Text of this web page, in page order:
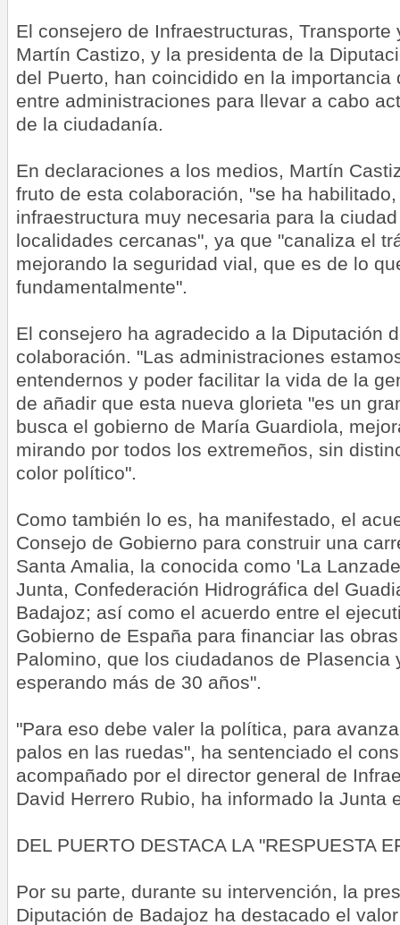
El consejero de Infraestructuras, Transporte
Martín Castizo, y la presidenta de la
del Puerto, han coincidido en la importancia
entre administraciones para llevar a cabo
de la ciudadanía.
En declaraciones a los medios, Martín
fruto de esta colaboración, "se ha
infraestructura muy necesaria para la
localidades cercanas", ya que "canaliza el
mejorando la seguridad vial, que es de lo
fundamentalmente".
El consejero ha agradecido a la Diputación
colaboración. "Las administraciones
entendernos y poder facilitar la vida de la
de añadir que esta nueva glorieta "es un
busca el gobierno de María Guardiola,
mirando por todos los extremeños, sin
color político".
Como también lo es, ha manifestado, el
Consejo de Gobierno para construir una
Santa Amalia, la conocida como 'La
Junta, Confederación Hidrográfica del
Badajoz; así como el acuerdo entre el
Gobierno de España para financiar las
Palomino, que los ciudadanos de Plasencia
esperando más de 30 años".
"Para eso debe valer la política, para
palos en las ruedas", ha sentenciado el
acompañado por el director general de
David Herrero Rubio, ha informado la Junta
DEL PUERTO DESTACA LA "RESPUESTA
Por su parte, durante su intervención, la
Diputación de Badajoz ha destacado el